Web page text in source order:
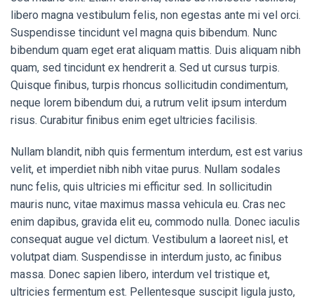
libero magna vestibulum felis, non egestas ante mi vel orci.
Suspendisse tincidunt vel magna quis bibendum. Nunc
bibendum quam eget erat aliquam mattis. Duis aliquam nibh
quam, sed tincidunt ex hendrerit a. Sed ut cursus turpis.
Quisque finibus, turpis rhoncus sollicitudin condimentum,
neque lorem bibendum dui, a rutrum velit ipsum interdum
risus. Curabitur finibus enim eget ultricies facilisis.
Nullam blandit, nibh quis fermentum interdum, est est varius
velit, et imperdiet nibh nibh vitae purus. Nullam sodales
nunc felis, quis ultricies mi efficitur sed. In sollicitudin
mauris nunc, vitae maximus massa vehicula eu. Cras nec
enim dapibus, gravida elit eu, commodo nulla. Donec iaculis
consequat augue vel dictum. Vestibulum a laoreet nisl, et
volutpat diam. Suspendisse in interdum justo, ac finibus
massa. Donec sapien libero, interdum vel tristique et,
ultricies fermentum est. Pellentesque suscipit ligula justo,